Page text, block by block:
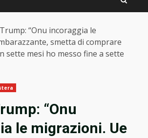
“Onu incoraggia le
smetta di comprare
sette mesi ho messo fine a sette
“Onu
le migrazioni. Ue